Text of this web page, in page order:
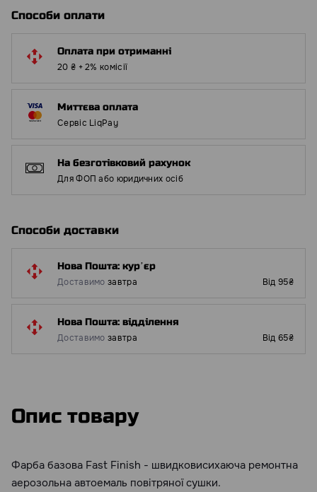
Способи оплати
Оплата при отриманні
20 ₴ + 2% комісії
Миттєва оплата
Сервіс LiqPay
На безготівковий рахунок
Для ФОП або юридичних осіб
Способи доставки
Нова Пошта: курʼєр
Доставимо завтра Від 95₴
Нова Пошта: відділення
Доставимо завтра Від 65₴
Опис товару
Фарба базова Fast Finish - швидковисихаюча ремонтна
аерозольна автоемаль повітряної сушки.